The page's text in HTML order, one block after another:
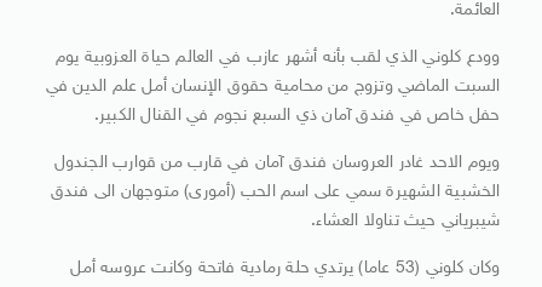
العائمة.
وودع كلوني الذي لقب بأنه أشهر عازب في العالم حياة العزوبية يوم
السبت الماضي وتزوج من محامية حقوق الإنسان أمل علم الدين في
حفل خاص في فندق آمان ذي السبع نجوم في القنال الكبير.
ويوم الاحد غادر العروسان فندق آمان في قارب من قوارب الجندول
الخشبية الشهيرة سمي على اسم الحب (أمورى) متوجهان الى فندق
شيبرياني حيث تناولا العشاء.
وكان كلوني (53 عاما) يرتدي حلة رمادية فاتحة وكانت عروسه أمل